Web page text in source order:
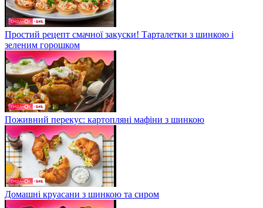
Простий рецепт смачної закуски! Тарталетки з шинкою і
зеленим горошком
Поживний перекус: картопляні мафіни з шинкою
Домашні круасани з шинкою та сиром